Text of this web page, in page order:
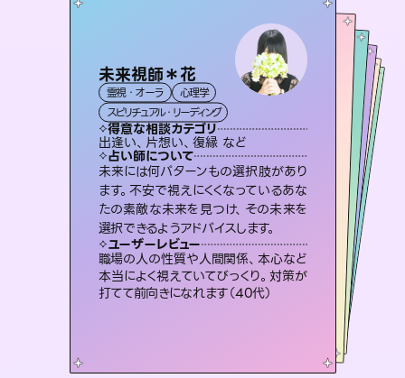
未来視師＊花
霊視・オーラ
心理学
スピリチュアル・リーディング
得意な相談カテゴリ
出逢い、片想い、復縁 など
占い師について
未来には何パターンもの選択肢があり
ます。不安で視えにくくなっているあな
たの素敵な未来を見つけ、その未来を
選択できるようアドバイスします。
ユーザーレビュー
職場の人の性質や人間関係、本心など
本当によく視えていてびっくり。対策が
打てて前向きになれます（40代）
桃源珠羽（とうげんみう）
霊視・オーラ タロット
スピリチュアル・リーディング
得意な相談カテゴリ
片想い、あの人の気持ち、復縁 など
占い師について
恋愛のお悩みの中でも特に「曖昧な関
係」の相談を得意としており、友達以上
恋人未満なお相手との今後や本音を丁
寧に読み解き恋愛成就へと導きます。
ユーザーレビュー
鑑定していただいてアドバイス通りに行
動すると仲が復活してきました。ありが
とうございました（40代 女性）
彗望（すいぼう
霊視・オーラ
スピリチュアル・リーディング
得意な相談カテゴリ
片想い、あの人の気持ち、復縁 など
占い師について
3,700年以上の歴史を持つ東洋最古の
占術「易占」で詳細まで占い、幸せへ向
かう道筋を示します。厳しい結果にも具
体的な対策をお伝えします。
ユーザーレビュー
複雑な背景もしっかり聞いて鑑定して
いただけました。気持ちが楽になりまし
た（50代 女性）
アイリス -iris-
西洋占星術
ルーン
得意な相談カテゴリ
恋愛総合、片想い、二人の未来 など
占い師について
復縁、恋愛、不倫の行方、同性愛や片思い、仕事関係や借金問題まで知りたいことや心の負担になっていることを紐解き、背中をそっと押して導きます。
ユーザーレビュー
安心感のあり、言い切ってくれる所や濁
さない鑑定のおかげで、毎回自分の気
持ちを整えられます（30代 男性）
おう 霊感オラクル
霊視・オーラ
オラクルカード
得意な相談カテゴリ
恋愛総合、あの人の気持ち など
占い師について
霊視×オラクルカードを使って「今」と
「未来」そして「気になるあの人の気持
ち」まで丁寧に読み解き、恋や人生のヒ
ントを優しく引き出します。
ユーザーレビュー
不安な気持ちが嘘みたいに晴れまし
た…！よく視えていらっしゃるんだなと
感じました（40代 女性）
セラピスト理恵
霊視・オーラ タロット
スピリチュアル・リーディング
得意な相談カテゴリ
片想い、二人の未来、年の差 など
占い師について
連絡再開、復縁、成就などの報告実績
多数。セラピストとして2万超の施術経
験があるからこそできる鑑定で、より良
い未来をサポートします。
ユーザーレビュー
とても心温まる鑑定でした。しかもこち
らは何も言っていないのに視えていらっ
しゃるんだなと驚きです（30代女性）